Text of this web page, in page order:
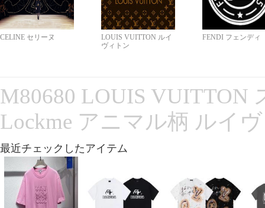
CELINE セリーヌ
LOUIS VUITTON ルイ
ヴィトン
FENDI フェンディ
M80680 LOUIS VUITTON
Lockme アニマル柄 ルイ
最近チェックしたアイテム